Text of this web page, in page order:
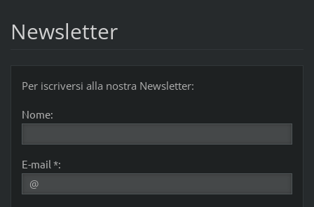
Newsletter
Per iscriversi alla nostra Newsletter:
Nome:
E-mail *: